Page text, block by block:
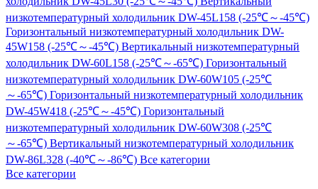
низкотемпературный холодильник DW-45L158 (-25℃～-45℃)
Горизонтальный низкотемпературный холодильник DW-
45W158 (-25℃～-45℃) Вертикальный низкотемпературный
холодильник DW-60L158 (-25℃～-65℃) Горизонтальный
низкотемпературный холодильник DW-60W105 (-25℃
～-65℃) Горизонтальный низкотемпературный холодильник
DW-45W418 (-25℃～-45℃) Горизонтальный
низкотемпературный холодильник DW-60W308 (-25℃
～-65℃) Вертикальный низкотемпературный холодильник
DW-86L328 (-40℃～-86℃) Все категории
Все категории